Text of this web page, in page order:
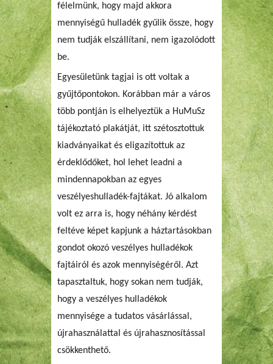
félelmünk, hogy majd akkora
mennyiségű hulladék gyűlik össze, hogy
nem tudják elszállítani, nem igazolódott
be.
Egyesületünk tagjai is ott voltak a
gyűjtőpontokon. Korábban már a város
több pontján is elhelyeztük a HuMuSz
tájékoztató plakátját, itt szétosztottuk
kiadványaikat és eligazítottuk az
érdeklődőket, hol lehet leadni a
mindennapokban az egyes
veszélyeshulladék-fajtákat. Jó alkalom
volt ez arra is, hogy néhány kérdést
feltéve képet kapjunk a háztartásokban
gondot okozó veszélyes hulladékok
fajtáiról és azok mennyiségéről. Azt
tapasztaltuk, hogy sokan nem tudják,
hogy a veszélyes hulladékok
mennyisége a tudatos vásárlással,
újrahasználattal és újrahasznosítással
csökkenthető.